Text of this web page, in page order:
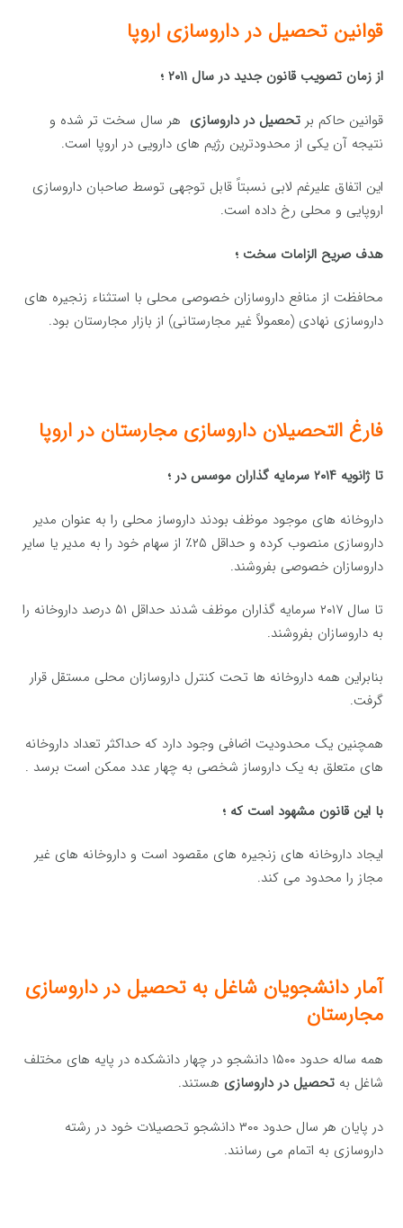
قوانین تحصیل در داروسازی اروپا
از زمان تصویب قانون جدید در سال ۲۰۱۱ ؛
قوانین حاکم برتحصیل در داروسازی هر سال سخت تر شده و
نتیجه آن یکی از محدودترین رژیم های دارویی در اروپا است.
این اتفاق علیرغم لابی نسبتاً قابل توجهی توسط صاحبان داروسازی
اروپایی و محلی رخ داده است.
هدف صریح الزامات سخت ؛
محافظت از منافع داروسازان خصوصی محلی با استثناء زنجیره های
داروسازی نهادی (معمولاً غیر مجارستانی) از بازار مجارستان بود.
فارغ التحصیلان داروسازی مجارستان در اروپا
تا ژانویه ۲۰۱۴ سرمایه گذاران موسس در ؛
داروخانه های موجود موظف بودند داروساز محلی را به عنوان مدیر
داروسازی منصوب کرده و حداقل ۲۵٪ از سهام خود را به مدیر یا سایر
داروسازان خصوصی بفروشند.
تا سال ۲۰۱۷ سرمایه گذاران موظف شدند حداقل ۵۱ درصد داروخانه را
به داروسازان بفروشند.
بنابراین همه داروخانه ها تحت کنترل داروسازان محلی مستقل قرار
گرفت.
همچنین یک محدودیت اضافی وجود دارد که حداکثر تعداد داروخانه
های متعلق به یک داروساز شخصی به چهار عدد ممکن است برسد .
با این قانون مشهود است که ؛
ایجاد داروخانه های زنجیره های مقصود است و داروخانه های غیر
مجاز را محدود می کند.
آمار دانشجویان شاغل به تحصیل در داروسازی
مجارستان
همه ساله حدود ۱۵۰۰ دانشجو در چهار دانشکده در پایه های مختلف
شاغل بهتحصیل در داروسازی هستند.
در پایان هر سال حدود ۳۰۰ دانشجو تحصیلات خود در رشته
داروسازی به اتمام می رسانند.